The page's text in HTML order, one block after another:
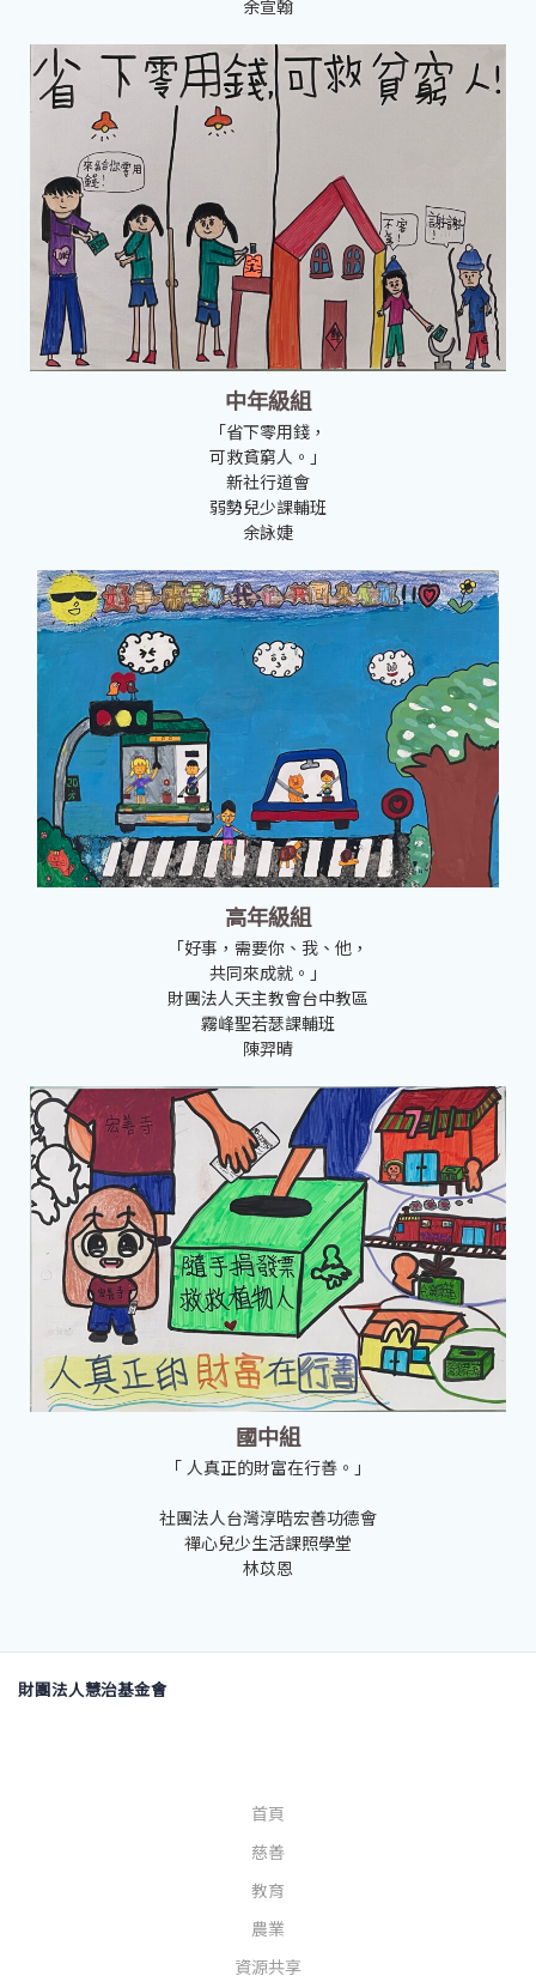
余宣翰
中年級組
「省下零用錢，
可救貧窮人。」
新社行道會
弱勢兒少課輔班
余詠婕
高年級組
「好事，需要你、我、他，
共同來成就。」
財團法人天主教會台中教區
霧峰聖若瑟課輔班
陳羿晴
國中組
「 人真正的財富在行善。」
社團法人台灣淳晧宏善功德會
禪心兒少生活課照學堂 ​
林苡恩
財團法人慧治基金會
首頁
慈善
教育
農業
資源共享